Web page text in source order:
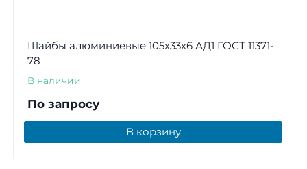
Шайбы алюминиевые 105х33х6 АД1 ГОСТ 11371-
78
В наличии
По запросу
В корзину